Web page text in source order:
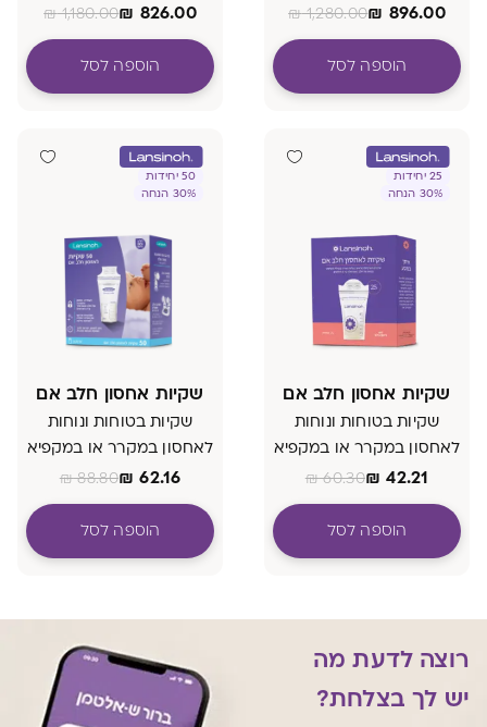
₪ 896.00
₪1,280.00
הוספה לסל
₪ 826.00
₪1,180.00
הוספה לסל
25 יחידות
30% הנחה
שקיות אחסון חלב אם
שקיות בטוחות ונוחות
לאחסון במקרר או במקפיא
₪ 42.21
₪60.30
הוספה לסל
50 יחידות
30% הנחה
שקיות אחסון חלב אם
שקיות בטוחות ונוחות
לאחסון במקרר או במקפיא
₪ 62.16
₪88.80
הוספה לסל
רוצה לדעת מה
יש לך בצלחת?